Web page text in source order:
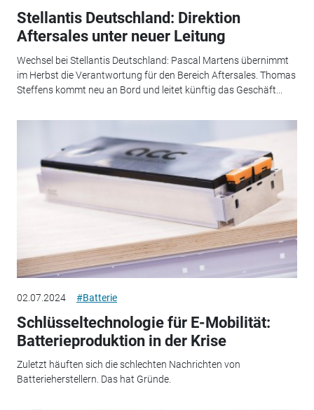
Stellantis Deutschland: Direktion
Aftersales unter neuer Leitung
Wechsel bei Stellantis Deutschland: Pascal Martens übernimmt
im Herbst die Verantwortung für den Bereich Aftersales. Thomas
Steffens kommt neu an Bord und leitet künftig das Geschäft...
02.07.2024 #Batterie
Schlüsseltechnologie für E-Mobilität:
Batterieproduktion in der Krise
Zuletzt häuften sich die schlechten Nachrichten von
Batterieherstellern. Das hat Gründe.